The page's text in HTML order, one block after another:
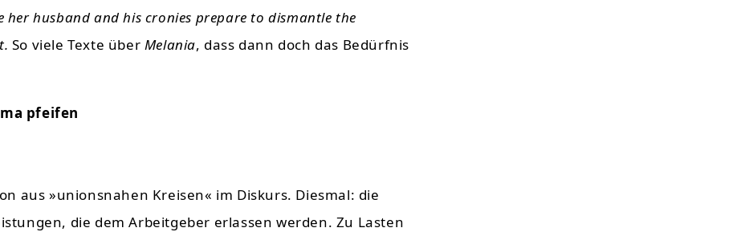
husband and his cronies prepare to dismantle the
So viele Texte über Melania, dass dann doch das Bedürfnis
pfeifen
aus »unionsnahen Kreisen« im Diskurs. Diesmal: die
die dem Arbeitgeber erlassen werden. Zu Lasten